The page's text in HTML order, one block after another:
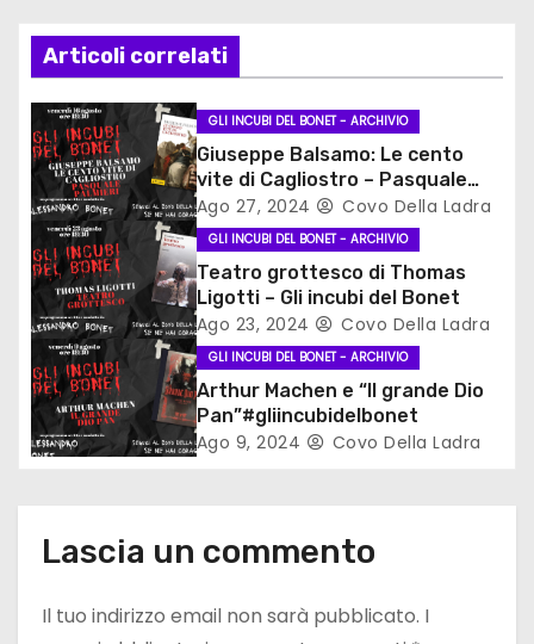
z
i
o
n
e
a
r
t
i
Articoli correlati
GLI INCUBI DEL BONET - ARCHIVIO
Giuseppe Balsamo: Le cento
vite di Cagliostro – Pasquale
Palmieri #gliincubidelbonet
Ago 27, 2024 Covo Della Ladra
GLI INCUBI DEL BONET - ARCHIVIO
Teatro grottesco di Thomas
Ligotti – Gli incubi del Bonet
Ago 23, 2024 Covo Della Ladra
GLI INCUBI DEL BONET - ARCHIVIO
Arthur Machen e “Il grande Dio
Pan”#gliincubidelbonet
Ago 9, 2024 Covo Della Ladra
Lascia un commento
Il tuo indirizzo email non sarà pubblicato. I